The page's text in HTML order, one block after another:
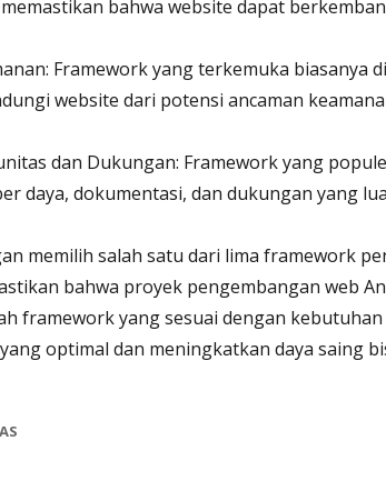
bahwa website dapat
Framework yang terkemuka biasanya
website dari potensi ancaman
dan Dukungan: Framework yang
daya, dokumentasi, dan dukungan yang
memilih salah satu dari lima framework
bahwa proyek pengembangan web
framework yang sesuai dengan
optimal dan meningkatkan daya saing